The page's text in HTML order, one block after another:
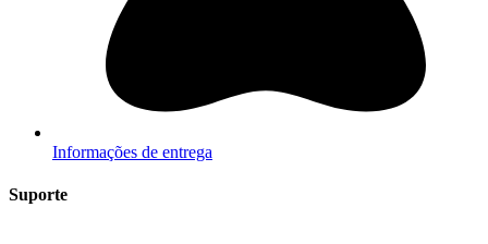
Informações de entrega
Suporte